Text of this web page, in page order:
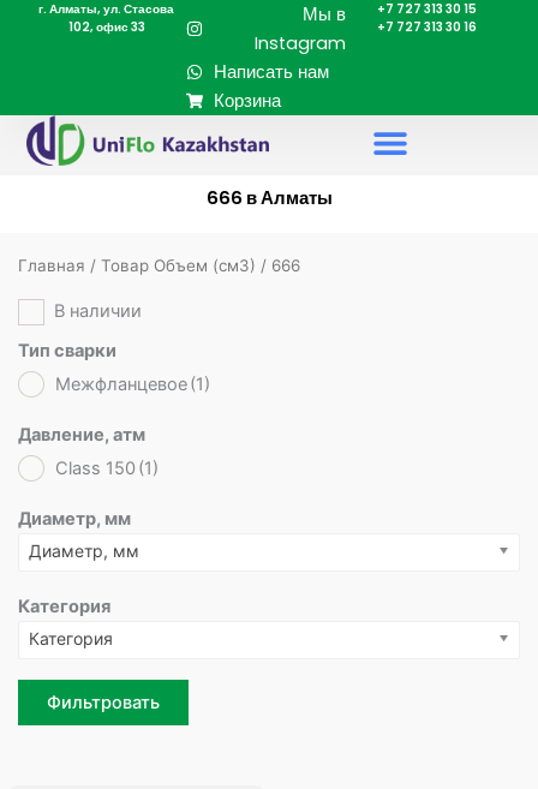
Перейтиг. Алматы, ул. Стасова
102, офис 33
Мы в
Instagram
Написать нам
Корзина
+7 727 313 30 15
+7 727 313 30 16
666 в Алматы
Главная / Товар Объем (cм3) / 666
В наличии
Тип сварки
Межфланцевое(1)
Давление, атм
Class 150(1)
Диаметр, мм
Диаметр, мм
Категория
Категория
Фильтровать